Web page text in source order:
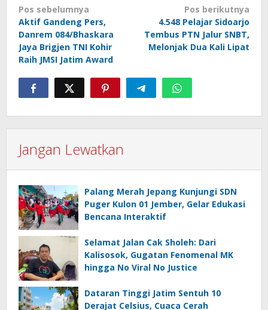
Navigasi
pos
Pos sebelumnya
Aktif Gandeng Pers,
Danrem 084/Bhaskara
Jaya Brigjen TNI Kohir
Raih JMSI Jatim Award
Pos berikutnya
4.548 Pelajar Sidoarjo
Tembus PTN Jalur SNBT,
Melonjak Dua Kali Lipat
Jangan Lewatkan
Palang Merah Jepang Kunjungi SDN
Puger Kulon 01 Jember, Gelar Edukasi
Bencana Interaktif
Selamat Jalan Cak Sholeh: Dari
Kalisosok, Gugatan Fenomenal MK
hingga No Viral No Justice
Dataran Tinggi Jatim Sentuh 10
Derajat Celsius, Cuaca Cerah